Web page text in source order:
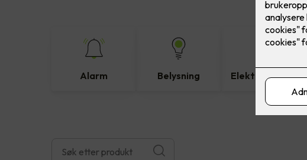
Alarm Belysning Elektromateriell